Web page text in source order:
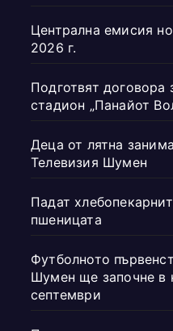
Централна емисия
2026 г.
Подготвят договора
стадион „Панайот
Деца от лятна
Телевизия Шумен
Падат
пшеницата
Футболното
Шумен ще започне в
септември